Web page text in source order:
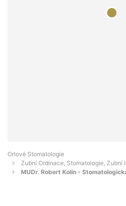
Orlové Stomatologie
Zubní Ordinace, Stomatologie, Zubní
MUDr. Robert Kolín -